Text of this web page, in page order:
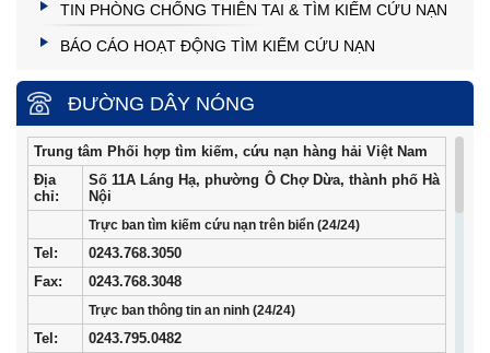
TIN PHÒNG CHỐNG THIÊN TAI & TÌM KIẾM CỨU NẠN
BÁO CÁO HOẠT ĐỘNG TÌM KIẾM CỨU NẠN
ĐƯỜNG DÂY NÓNG
Trung tâm Phối hợp tìm kiếm, cứu nạn hàng hải Việt Nam
Địa
chỉ:
Số 11A Láng Hạ, phường Ô Chợ Dừa, thành phố Hà
Nội
Trực ban tìm kiếm cứu nạn trên biển (24/24)
Tel :
0243.768.3050
Fax:
0243.768.3048
Trực ban thông tin an ninh (24/24)
Tel:
0243.795.0482